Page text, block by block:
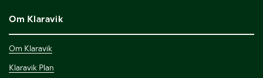
Om Klaravik
Om Klaravik
Klaravik Plan